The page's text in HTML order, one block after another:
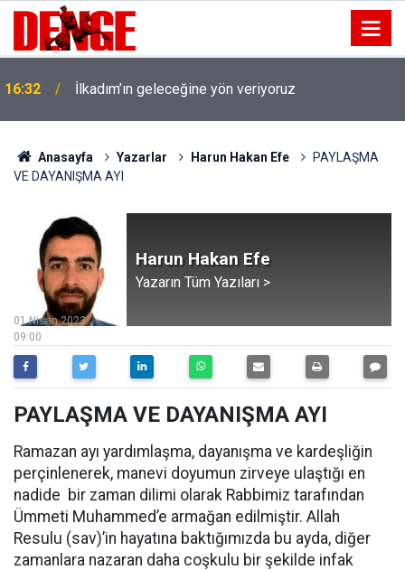
16:32 İlkadım’ın geleceğine yön veriyoruz
Anasayfa Yazarlar Harun Hakan Efe
PAYLAŞMA
VE DAYANIŞMA AYI
Harun Hakan Efe
Yazarın Tüm Yazıları >
09:00
01 Nisan 2023
PAYLAŞMA VE DAYANIŞMA AYI
Ramazan ayı yardımlaşma, dayanışma ve kardeşliğin
perçinlenerek, manevi doyumun zirveye ulaştığı en
nadide bir zaman dilimi olarak Rabbimiz tarafından
Ümmeti Muhammed’e armağan edilmiştir. Allah
Resulu (sav)’in hayatına baktığımızda bu ayda, diğer
zamanlara nazaran daha coşkulu bir şekilde infak